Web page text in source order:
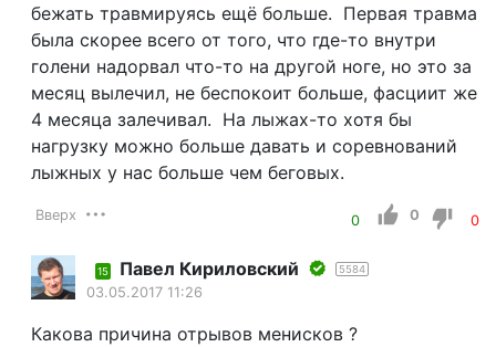
бежать травмируясь ещё больше. Первая травма
была скорее всего от того, что где-то внутри
голени надорвал что-то на другой ноге, но это за
месяц вылечил, не беспокоит больше, фасциит же
4 месяца залечивал. На лыжах-то хотя бы
нагрузку можно больше давать и соревнований
лыжных у нас больше чем беговых.
Вверх 0 0 0
15 Павел Кириловский 5584
03.05.2017 11:26
Какова причина отрывов менисков ?